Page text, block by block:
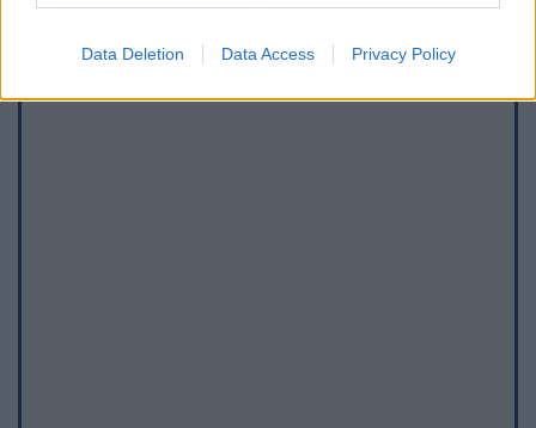
Data Deletion Data Access Privacy Policy